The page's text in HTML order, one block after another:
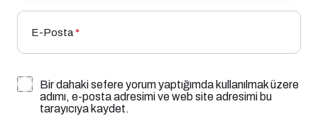
E-Posta*
Bir dahaki sefere yorum yaptığımda kullanılmak üzere
adımı, e-posta adresimi ve web site adresimi bu
tarayıcıya kaydet.